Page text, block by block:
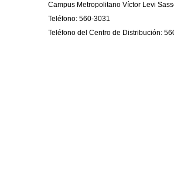
Campus Metropolitano Víctor Levi
Teléfono: 560-3031
Teléfono del Centro de Distribución: